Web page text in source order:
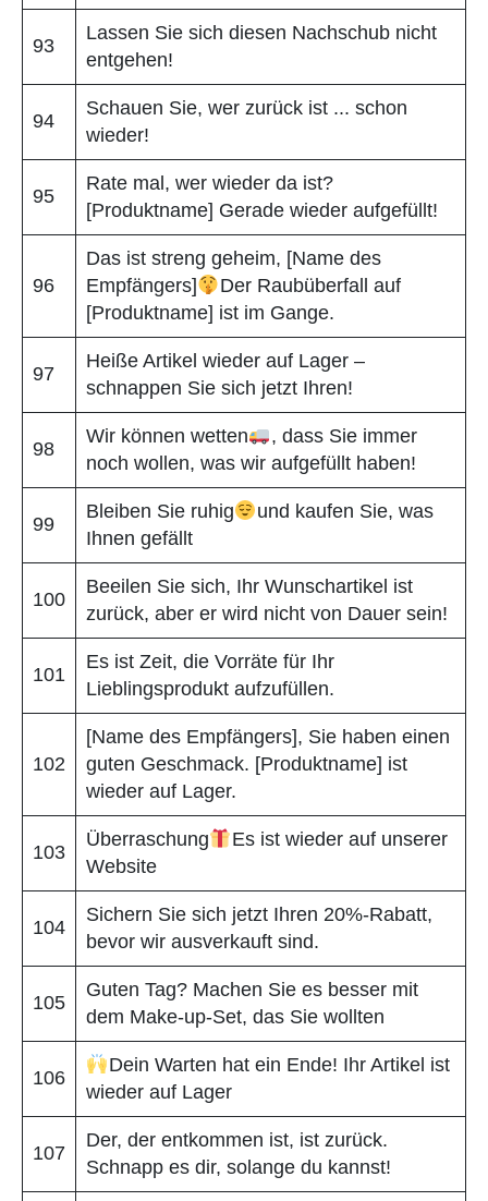
93
Lassen Sie sich diesen Nachschub nicht
entgehen!
94
Schauen Sie, wer zurück ist ... schon
wieder!
95
Rate mal, wer wieder da ist?
[Produktname] Gerade wieder aufgefüllt!
96
Das ist streng geheim, [Name des
Empfängers]
Der Raubüberfall auf
[Produktname] ist im Gange.
97
Heiße Artikel wieder auf Lager –
schnappen Sie sich jetzt Ihren!
98
Wir können wetten
, dass Sie immer
noch wollen, was wir aufgefüllt haben!
99
Bleiben Sie ruhig
und kaufen Sie, was
Ihnen gefällt
100
Beeilen Sie sich, Ihr Wunschartikel ist
zurück, aber er wird nicht von Dauer sein!
101
Es ist Zeit, die Vorräte für Ihr
Lieblingsprodukt aufzufüllen.
102
[Name des Empfängers], Sie haben einen
guten Geschmack. [Produktname] ist
wieder auf Lager.
103
Überraschung
Es ist wieder auf unserer
Website
104
Sichern Sie sich jetzt Ihren 20%-Rabatt,
bevor wir ausverkauft sind.
105
Guten Tag? Machen Sie es besser mit
dem Make-up-Set, das Sie wollten
106
Dein Warten hat ein Ende! Ihr Artikel ist
wieder auf Lager
107
Der, der entkommen ist, ist zurück.
Schnapp es dir, solange du kannst!